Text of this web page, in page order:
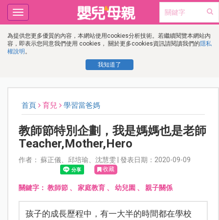
為提供您更多優質的內容，本網站使用cookies分析技術。若繼續閱覽本網站內
容，即表示您同意我們使用 cookies， 關於更多cookies資訊請閱讀我們的隱私
權說明 。
我知道了
Toggle
navigation
首頁 育兒 學習當爸媽
教師節特別企劃，我是媽媽也是老師
Teacher,Mother,Hero
作者： 蘇正儀、邱培瑜、沈慧雯 | 發表日期：2020-09-09
收藏
關鍵字： 教師節、 家庭教育、 幼兒園 、 親子關係
孩子的成長歷程中，有一大半的時間都在學校